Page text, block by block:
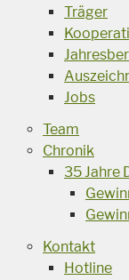
Träger
Jobs
Team
Chronik
35 Jahre
Kontakt
Hotline